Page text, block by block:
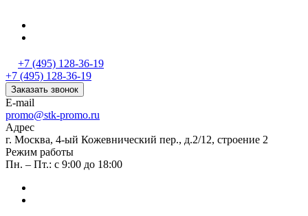
+7 (495) 128-36-19
+7 (495) 128-36-19
Заказать звонок
E-mail
promo@stk-promo.ru
Адрес
г. Москва, 4-ый Кожевнический пер., д.2/12, строение 2
Режим работы
Пн. – Пт.: с 9:00 до 18:00